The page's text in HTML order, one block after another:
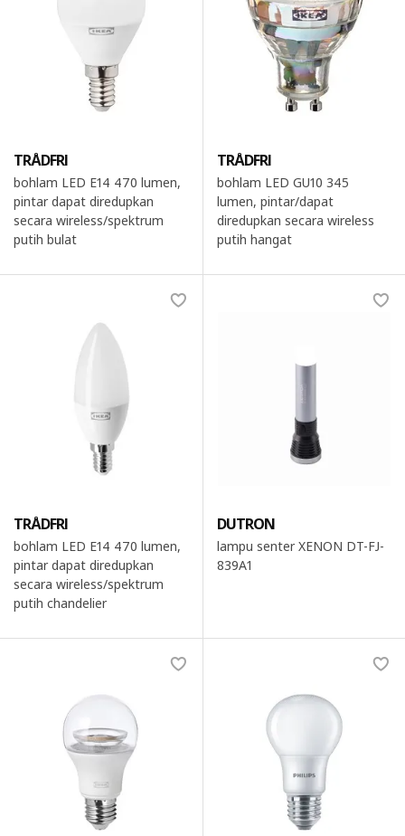
TRÅDFRI
bohlam LED E14 470 lumen,
pintar dapat diredupkan
secara wireless/spektrum
putih bulat
TRÅDFRI
bohlam LED GU10 345
lumen, pintar/dapat
diredupkan secara wireless
putih hangat
TRÅDFRI
bohlam LED E14 470 lumen,
pintar dapat diredupkan
secara wireless/spektrum
putih chandelier
DUTRON
lampu senter XENON DT-FJ-
839A1